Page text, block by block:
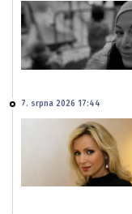
7. srpna 2026 17:44